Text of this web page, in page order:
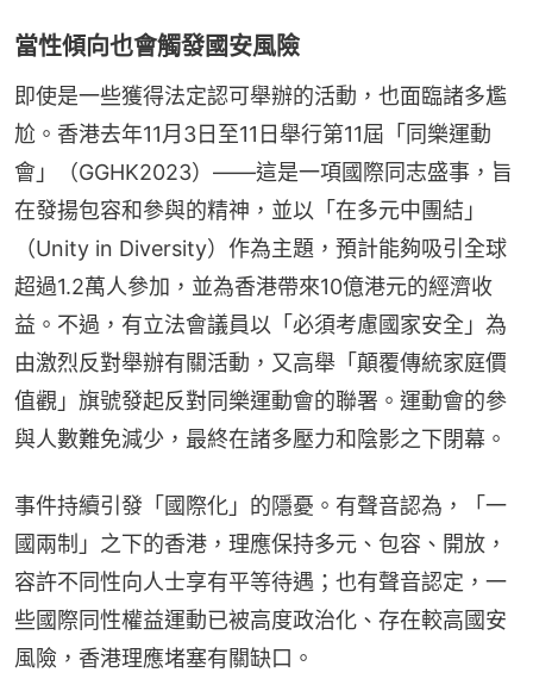
當性傾向也會觸發國安風險
即使是一些獲得法定認可舉辦的活動，也面臨諸多尷
尬。香港去年11月3日至11日舉行第11屆「同樂運動
會」（GGHK2023）——這是一項國際同志盛事，旨
在發揚包容和參與的精神，並以「在多元中團結」
（Unity in Diversity）作為主題，預計能夠吸引全球
超過1.2萬人參加，並為香港帶來10億港元的經濟收
益。不過，有立法會議員以「必須考慮國家安全」為
由激烈反對舉辦有關活動，又高舉「顛覆傳統家庭價
值觀」旗號發起反對同樂運動會的聯署。運動會的參
與人數難免減少，最終在諸多壓力和陰影之下閉幕。
事件持續引發「國際化」的隱憂。有聲音認為，「一
國兩制」之下的香港，理應保持多元、包容、開放，
容許不同性向人士享有平等待遇；也有聲音認定，一
些國際同性權益運動已被高度政治化、存在較高國安
風險，香港理應堵塞有關缺口。